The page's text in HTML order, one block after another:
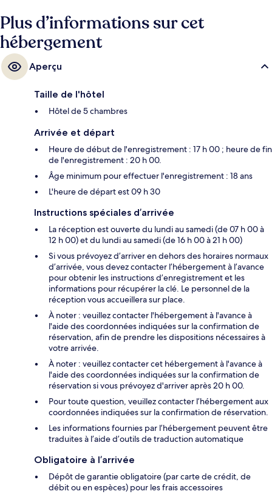
Plus d’informations sur cet
hébergement
Aperçu
Taille de l'hôtel
Hôtel de 5 chambres
Arrivée et départ
Heure de début de l'enregistrement : 17 h 00 ; heure de fin
de l'enregistrement : 20 h 00.
Âge minimum pour effectuer l'enregistrement : 18 ans
L'heure de départ est 09 h 30
Instructions spéciales d’arrivée
La réception est ouverte du lundi au samedi (de 07 h 00 à
12 h 00) et du lundi au samedi (de 16 h 00 à 21 h 00)
Si vous prévoyez d’arriver en dehors des horaires normaux
d’arrivée, vous devez contacter l’hébergement à l’avance
pour obtenir les instructions d’enregistrement et les
informations pour récupérer la clé. Le personnel de la
réception vous accueillera sur place.
À noter : veuillez contacter l'hébergement à l'avance à
l'aide des coordonnées indiquées sur la confirmation de
réservation, afin de prendre les dispositions nécessaires à
votre arrivée.
À noter : veuillez contacter cet hébergement à l'avance à
l'aide des coordonnées indiquées sur la confirmation de
réservation si vous prévoyez d'arriver après 20 h 00.
Pour toute question, veuillez contacter l’hébergement aux
coordonnées indiquées sur la confirmation de réservation.
Les informations fournies par l’hébergement peuvent être
traduites à l’aide d’outils de traduction automatique
Obligatoire à l’arrivée
Dépôt de garantie obligatoire (par carte de crédit, de
débit ou en espèces) pour les frais accessoires